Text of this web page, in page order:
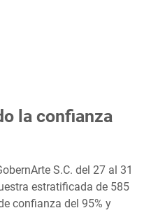
la confianza
S.C. del 27 al 31
estratificada de 585
confianza del 95% y